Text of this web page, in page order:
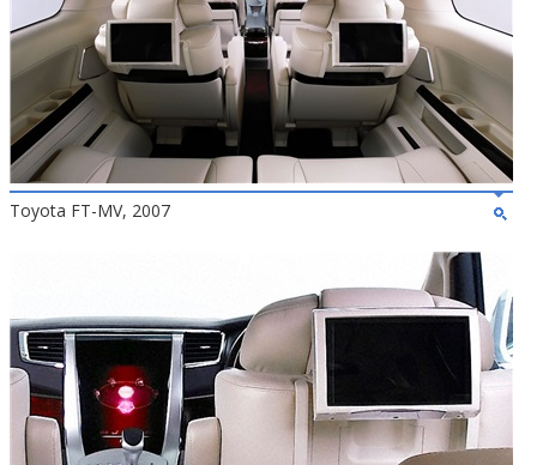
Toyota FT-MV, 2007